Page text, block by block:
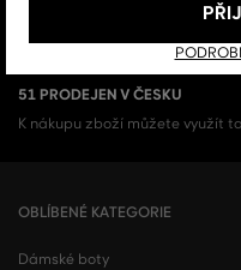
51 PRODEJEN V ČESKU
K nákupu zboží můžete využít
OBLÍBENÉ KATEGORIE
Dámské boty